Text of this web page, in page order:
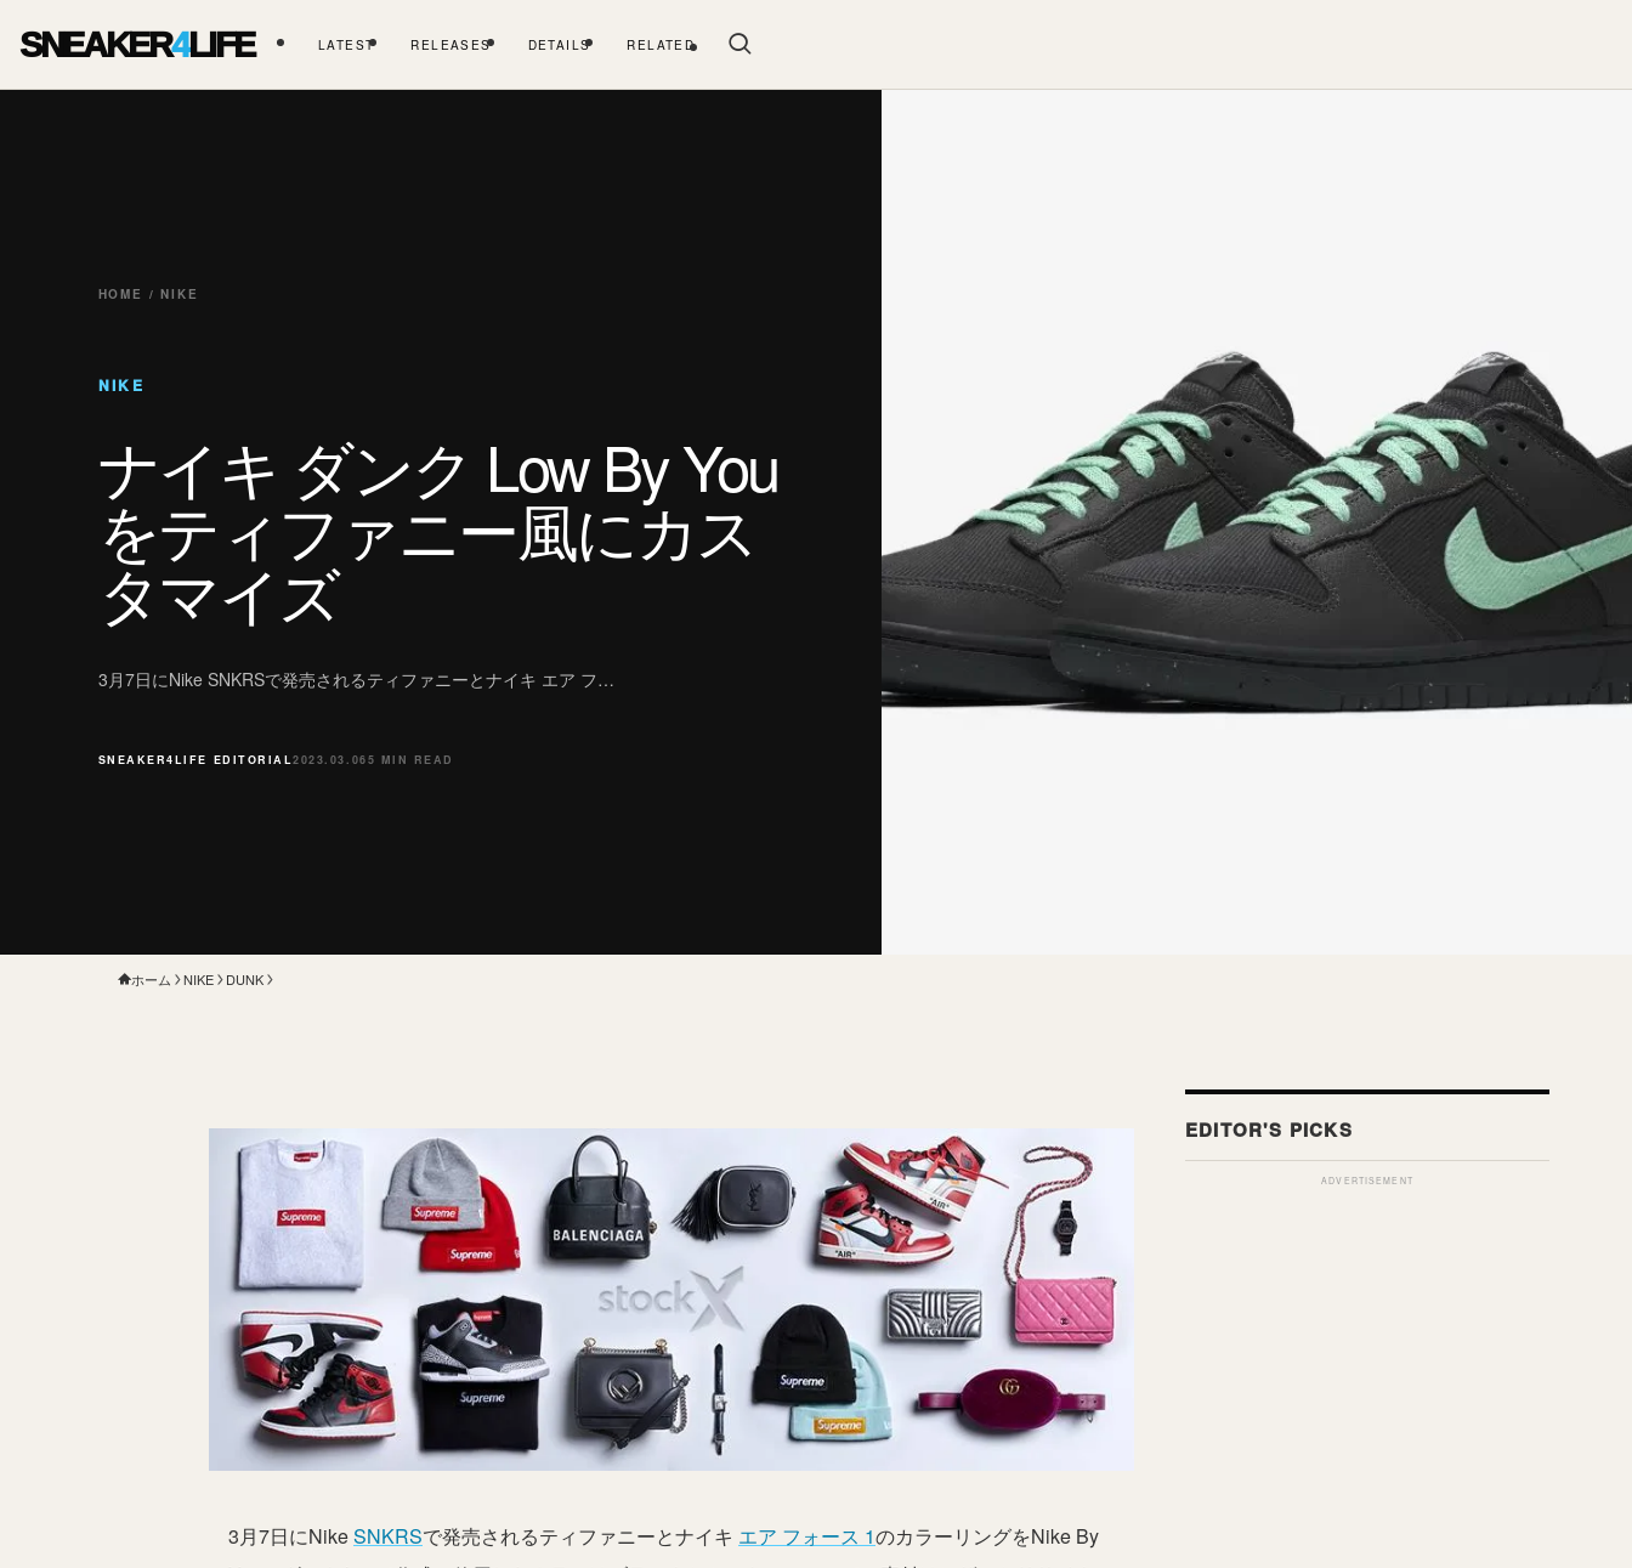
SNEAKER4LIFE LATEST RELEASES DETAILS RELATED
HOME / NIKE
NIKE
ナイキ ダンク Low By You
をティファニー風にカス
タマイズ
3月7日にNike SNKRSで発売されるティファニーとナイキ エア フ…
SNEAKER4LIFE EDITORIAL2023.03.065 MIN READ
ホーム NIKE DUNK
3月7日にNikeSNKRSで発売されるティファニーとナイキ エア フォース 1のカラーリングをNike By
ADVERTISEMENT